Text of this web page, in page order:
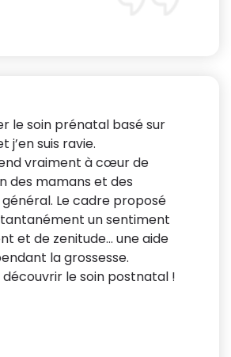
le soin prénatal basé sur
j’en suis ravie.
vraiment à cœur de
des mamans et des
Le cadre proposé
un sentiment
et de zenitude… une aide
la grossesse.
découvrir le soin postnatal !